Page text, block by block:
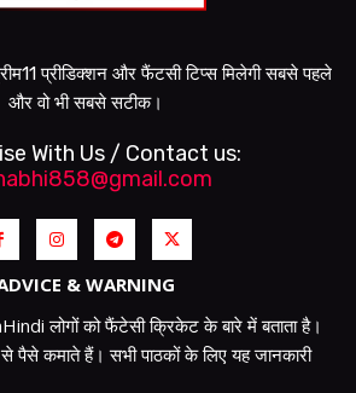
प्रीडिक्शन और फैंटसी टिप्स मिलेगी सबसे पहले
और वो भी सबसे सटीक।
With Us / Contact us:
& WARNING
लोगों को फैंटेसी क्रिकेट के बारे में बताता है।
पैसे कमाते हैं। सभी पाठकों के लिए यह जानकारी